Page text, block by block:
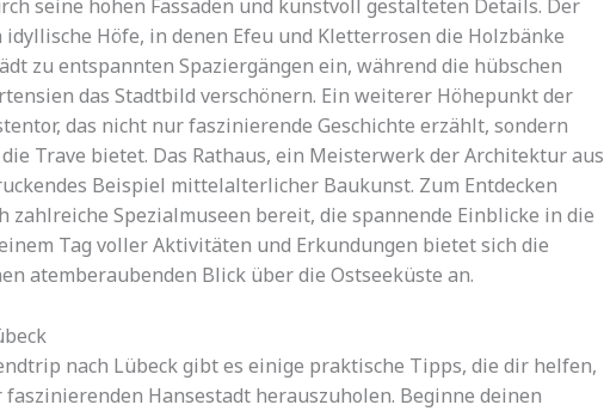
seine hohen Fassaden und kunstvoll gestalteten Details. Der
Höfe, in denen Efeu und Kletterrosen die Holzbänke
zu entspannten Spaziergängen ein, während die hübschen
das Stadtbild verschönern. Ein weiterer Höhepunkt der
das nicht nur faszinierende Geschichte erzählt, sondern
Trave bietet. Das Rathaus, ein Meisterwerk der Architektur aus
Beispiel mittelalterlicher Baukunst. Zum Entdecken
zahlreiche Spezialmuseen bereit, die spannende Einblicke in die
Tag voller Aktivitäten und Erkundungen bietet sich die
atemberaubenden Blick über die Ostseeküste an.
nach Lübeck gibt es einige praktische Tipps, die dir helfen,
faszinierenden Hansestadt herauszuholen. Beginne deinen